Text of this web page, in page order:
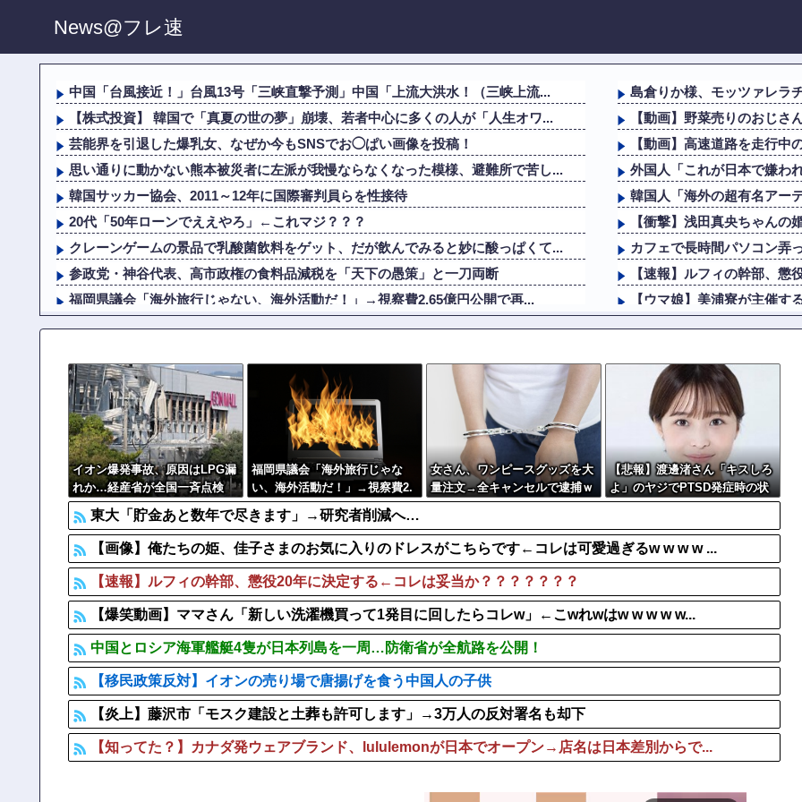
News@フレ速
中国「台風接近！」台風13号「三峡直撃予測」中国「上流大洪水！（三峡上流...
【株式投資】 韓国で「真夏の世の夢」崩壊、若者中心に多くの人が「人生オワ...
芸能界を引退した爆乳女、なぜか今もSNSでお◯ぱい画像を投稿！
思い通りに動かない熊本被災者に左派が我慢ならなくなった模様、避難所で苦し...
韓国サッカー協会、2011～12年に国際審判員らを性接待
20代「50年ローンでええやろ」←これマジ？？？
クレーンゲームの景品で乳酸菌飲料をゲット、だが飲んでみると妙に酸っぱくて...
参政党・神谷代表、高市政権の食料品減税を「天下の愚策」と一刀両断
福岡県議会「海外旅行じゃない、海外活動だ！」→視察費2.65億円公開で再...
被災地・熊本、泥酔者の通報が止まらず県警が異例のお願い
【悲報】 熊本県知事、報道陣土足取材にマジギレ「遺族や被災者から強い不満...
【悲報】 元フジテレビ渡邊渚さん、『地獄』に逆戻りしてしまう・・・・・
【悲報】 渡邊渚さん「キスしろよ」のヤジでPTSD発症時の状態に逆戻り
島倉りか様、モッツァレラ
【動画】野菜売りのおじさ
【動画】高速道路を走行
外国人「これが日本で嫌わ
韓国人「海外の超有名アー
【衝撃】浅田真央ちゃん
カフェで長時間パソコン弄
【速報】ルフィの幹部、
【ウマ娘】美浦寮が主催
海外「さすが日本！」日本
t.A.T.u.のドタキャンは「
【衝撃動画】令和のJS、
【超悲報】Z新入社員、意
【画像】めるる、ヒルナン
イオン爆発事故、原因はLPG漏
れか…経産省が全国一斉点検
福岡県議会「海外旅行じゃな
い、海外活動だ！」→視察費2.
65億円公開で再炎上ｗｗｗ
女さん、ワンピースグッズを大
量注文→全キャンセルで逮捕ｗ
ｗｗ
【悲報】渡邊渚さん「キスしろ
よ」のヤジでPTSD発症時の状
態に逆戻り
東大「貯金あと数年で尽きます」→研究者削減へ…
【画像】俺たちの姫、佳子さまのお気に入りのドレスがこちらです←コレは可愛過ぎるw w w w ...
【速報】ルフィの幹部、懲役20年に決定する←コレは妥当か？？？？？？？
【爆笑動画】ママさん「新しい洗濯機買って1発目に回したらコレw」←こwれwはw w w w w...
中国とロシア海軍艦艇4隻が日本列島を一周…防衛省が全航路を公開！
【移民政策反対】イオンの売り場で唐揚げを食う中国人の子供
【炎上】藤沢市「モスク建設と土葬も許可します」→3万人の反対署名も却下
【知ってた？】カナダ発ウェアブランド、lululemonが日本でオープン→店名は日本差別からで...